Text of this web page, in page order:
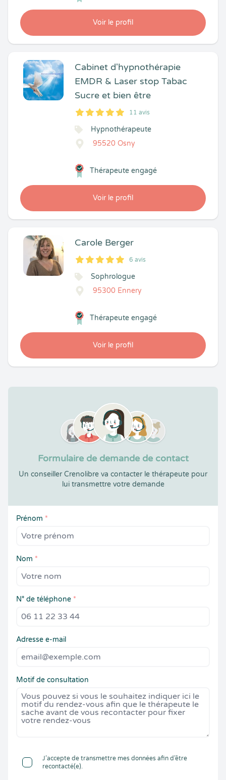
Voir le profil
Cabinet d'hypnothérapie
EMDR & Laser stop Tabac
Sucre et bien être
5
1
5
11 11 avis
Hypnothérapeute
95520 Osny
Voir le profil
Thérapeute engagé
Carole Berger
5
1
5
6 6 avis
Sophrologue
95300 Ennery
Voir le profil
Thérapeute engagé
Formulaire de demande de contact
Un conseiller Crenolibre va contacter le thérapeute pour
lui transmettre votre demande
Prénom *
Nom *
N° de téléphone *
Adresse e-mail
Motif de consultation
J’accepte de transmettre mes données afin d’être
recontacté(e).